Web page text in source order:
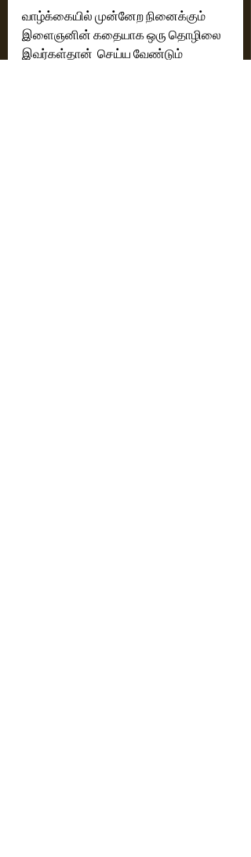
வாழ்க்கையில் முன்னேற நினைக்கும்
இளைஞனின் கதையாக ஒரு தொழிலை
இவர்கள்தான்  செய்ய வேண்டும்